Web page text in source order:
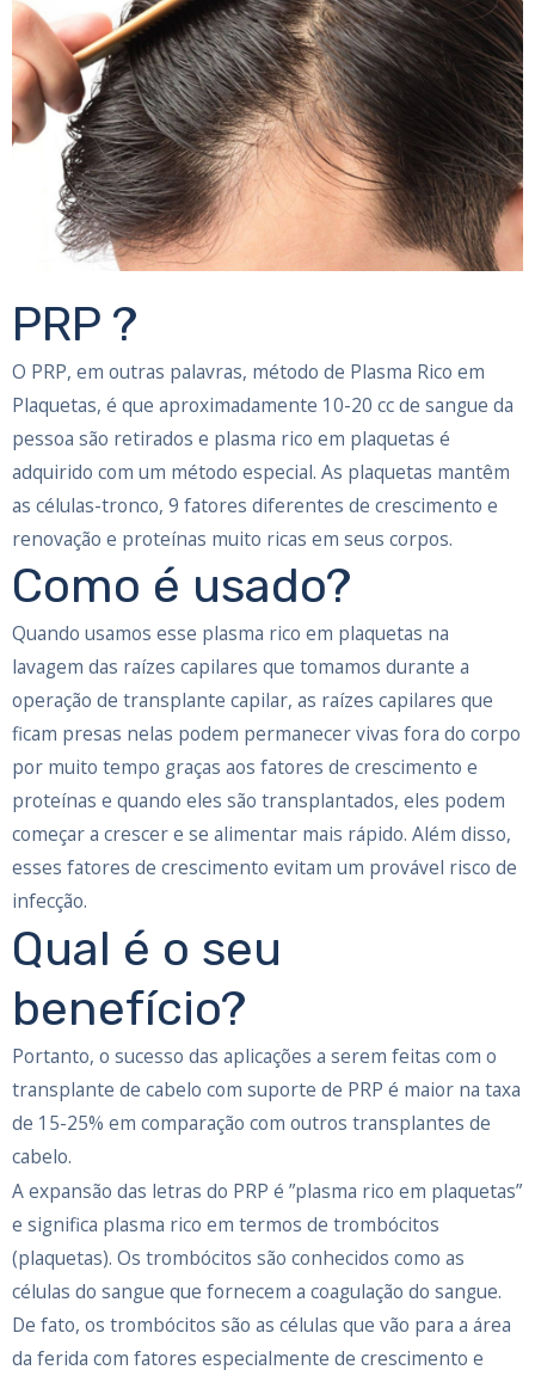
PRP ?
O PRP, em outras palavras, método de Plasma Rico em
Plaquetas, é que aproximadamente 10-20 cc de sangue da
pessoa são retirados e plasma rico em plaquetas é
adquirido com um método especial. As plaquetas mantêm
as células-tronco, 9 fatores diferentes de crescimento e
renovação e proteínas muito ricas em seus corpos.
Como é usado?
Quando usamos esse plasma rico em plaquetas na
lavagem das raízes capilares que tomamos durante a
operação de transplante capilar, as raízes capilares que
ficam presas nelas podem permanecer vivas fora do corpo
por muito tempo graças aos fatores de crescimento e
proteínas e quando eles são transplantados, eles podem
começar a crescer e se alimentar mais rápido. Além disso,
esses fatores de crescimento evitam um provável risco de
infecção.
Qual é o seu
benefício?
Portanto, o sucesso das aplicações a serem feitas com o
transplante de cabelo com suporte de PRP é maior na taxa
de 15-25% em comparação com outros transplantes de
cabelo.
A expansão das letras do PRP é ”plasma rico em plaquetas”
e significa plasma rico em termos de trombócitos
(plaquetas). Os trombócitos são conhecidos como as
células do sangue que fornecem a coagulação do sangue.
De fato, os trombócitos são as células que vão para a área
da ferida com fatores especialmente de crescimento e